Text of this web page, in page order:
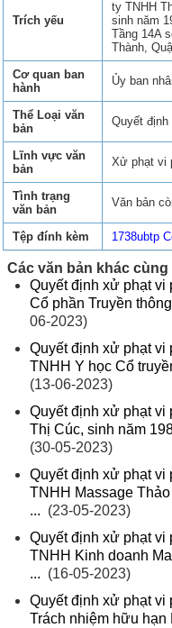
Trích yếu
ty TNHH
sinh năm
Tầng 14A
Thành,
Cơ quan ban
hành
Ủy ban
Thể Loại văn
bản
Quyết
Lĩnh vực văn
bản
Xử phạt vi
Tình trạng
văn bản
Văn bản
Tệp đính kèm 1738ubtp
Các văn bản khác
Quyết định xử phạt vi
Cổ phần Truyền
06-2023)
Quyết định xử phạt vi
TNHH Y học Cổ
(13-06-2023)
Quyết định xử phạt vi
Thị Cúc, sinh năm
(30-05-2023)
Quyết định xử phạt vi
TNHH Massage
... (23-05-2023)
Quyết định xử phạt vi
TNHH Kinh doanh
... (16-05-2023)
Quyết định xử phạt vi
Trách nhiệm hữu hạn